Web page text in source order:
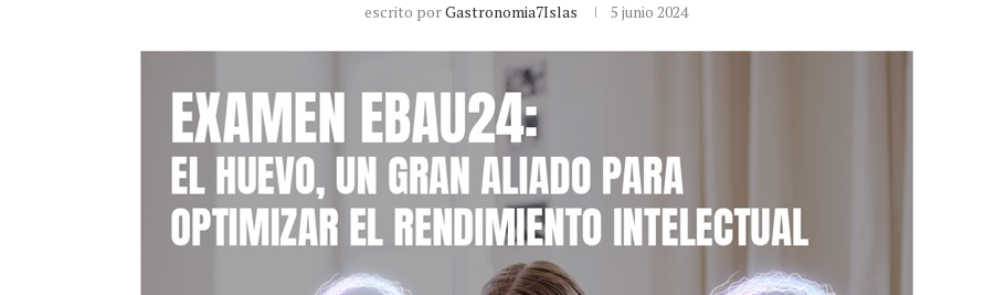
escrito porGastronomia7Islas 5 junio 2024